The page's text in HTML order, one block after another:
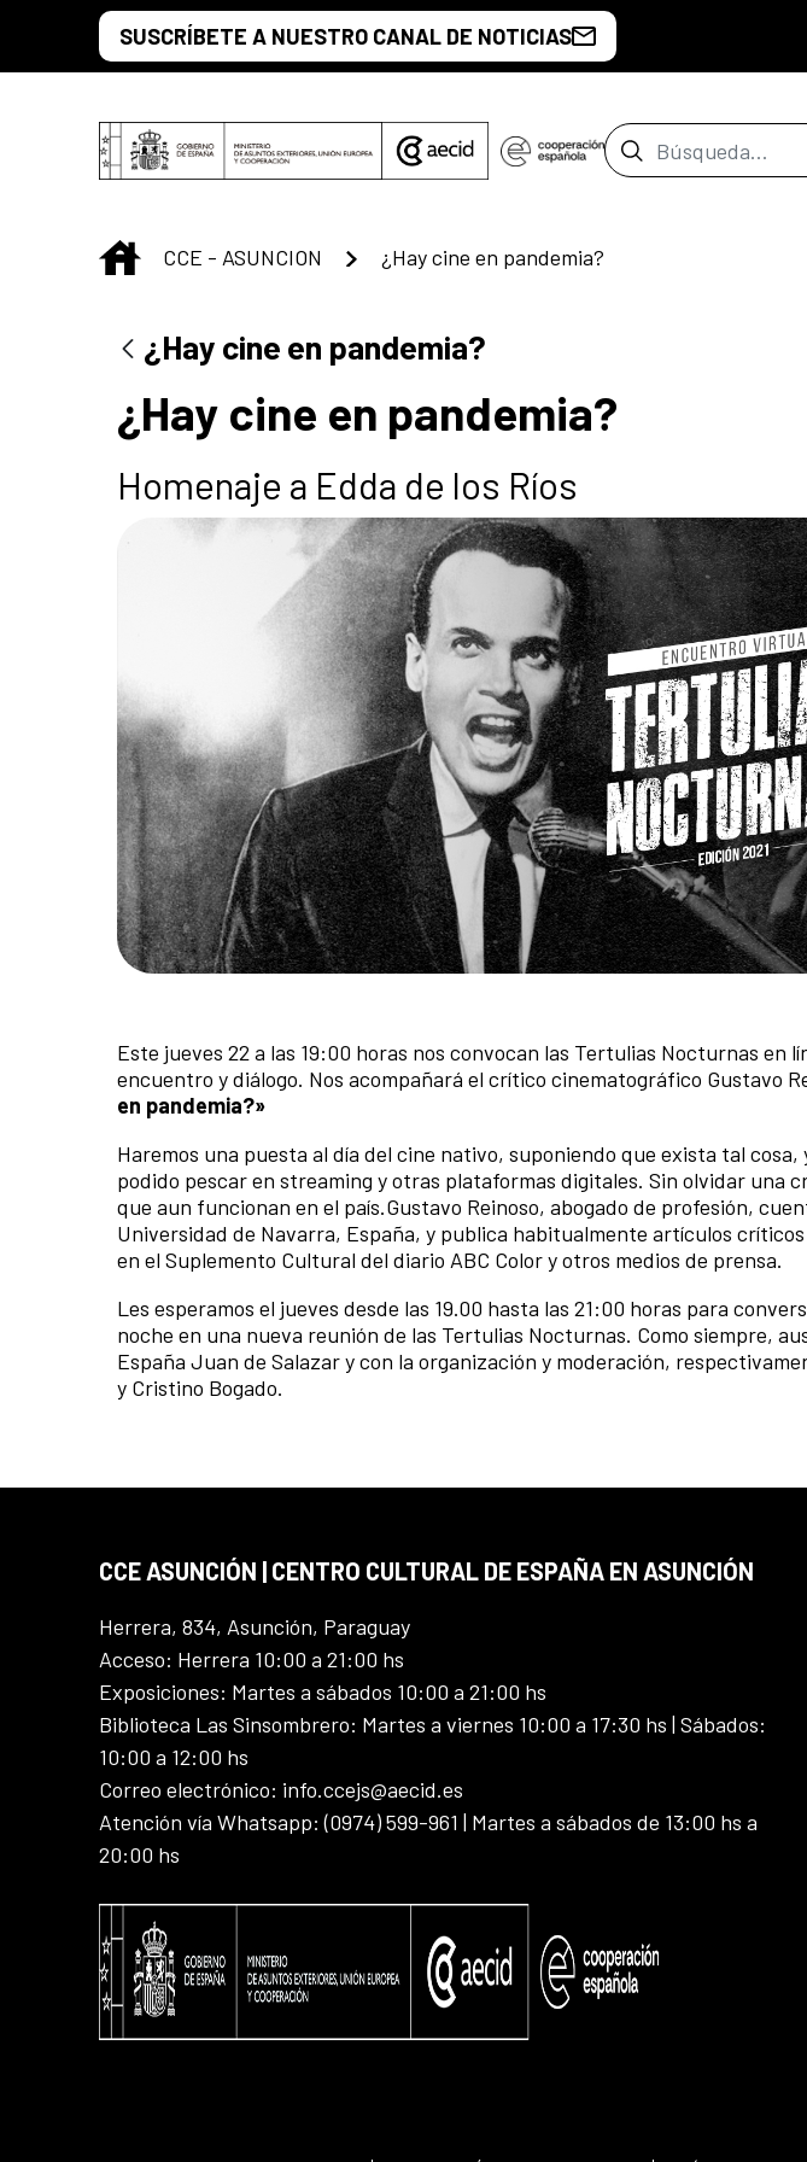
Saltar al contenido principal
SUSCRÍBETE A NUESTRO CANAL DE NOTICIAS
Barra de
INICIO
CCE - ASUNCION ¿Hay cine en pandemia?
¿Hay cine en pandemia?
¿Hay cine en pandemia?
Homenaje a Edda de los Ríos
Este jueves 22 a las 19:00 horas nos convocan las Tertulias Nocturnas en
encuentro y diálogo. Nos acompañará el crítico cinematográfico Gustavo
en pandemia?»
Haremos una puesta al día del cine nativo, suponiendo que exista tal
podido pescar en streaming y otras plataformas digitales. Sin olvidar una
que aun funcionan en el país.Gustavo Reinoso, abogado de profesión,
Universidad de Navarra, España, y publica habitualmente artículos
en el Suplemento Cultural del diario ABC Color y otros medios de prensa.
Les esperamos el jueves desde las 19.00 hasta las 21:00 horas para
noche en una nueva reunión de las Tertulias Nocturnas. Como siempre,
España Juan de Salazar y con la organización y moderación,
y Cristino Bogado.
CCE ASUNCIÓN | CENTRO CULTURAL DE ESPAÑA EN ASUNCIÓN
Herrera, 834, Asunción, Paraguay
Acceso: Herrera 10:00 a 21:00 hs
Exposiciones: Martes a sábados 10:00 a 21:00 hs
Biblioteca Las Sinsombrero: Martes a viernes 10:00 a 17:30 hs | Sábados:
10:00 a 12:00 hs
Correo electrónico: info.ccejs@aecid.es
Atención vía Whatsapp: (0974) 599-961 | Martes a sábados de 13:00 hs a
20:00 hs